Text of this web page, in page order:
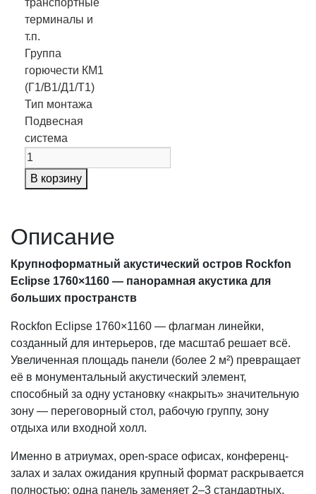
транспортные
терминалы и
т.п.
Группа
горючести КМ1
(Г1/В1/Д1/Т1)
Тип монтажа
Подвесная
система
В корзину
Описание
Крупноформатный акустический остров Rockfon
Eclipse 1760×1160 — панорамная акустика для
больших пространств
Rockfon Eclipse 1760×1160 — флагман линейки,
созданный для интерьеров, где масштаб решает всё.
Увеличенная площадь панели (более 2 м²) превращает
её в монументальный акустический элемент,
способный за одну установку «накрыть» значительную
зону — переговорный стол, рабочую группу, зону
отдыха или входной холл.
Именно в атриумах, open-space офисах, конференц-
залах и залах ожидания крупный формат раскрывается
полностью: одна панель заменяет 2–3 стандартных,